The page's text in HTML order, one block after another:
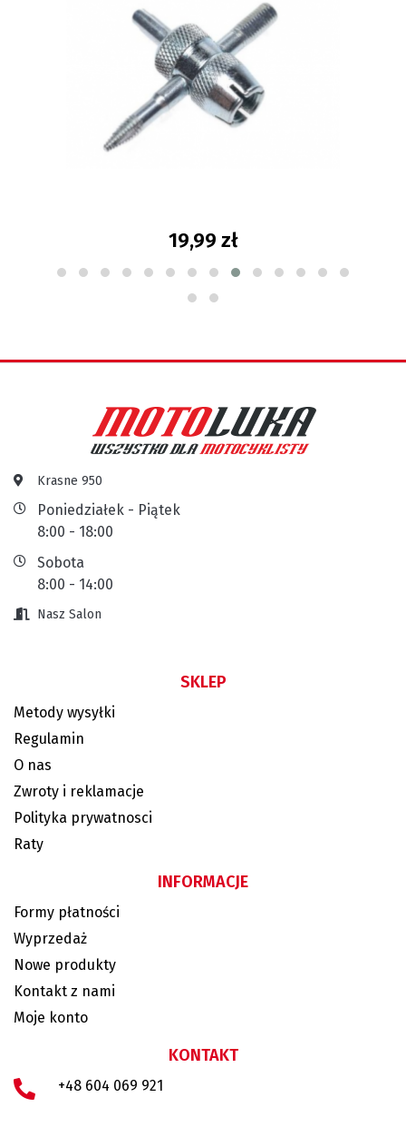
19,99 zł
Krasne 950
Poniedziałek - Piątek
8:00 - 18:00
Sobota
8:00 - 14:00
Nasz Salon
SKLEP
Metody wysyłki
Regulamin
O nas
Zwroty i reklamacje
Polityka prywatnosci
Raty
INFORMACJE
Formy płatności
Wyprzedaż
Nowe produkty
Kontakt z nami
Moje konto
KONTAKT
+48 604 069 921